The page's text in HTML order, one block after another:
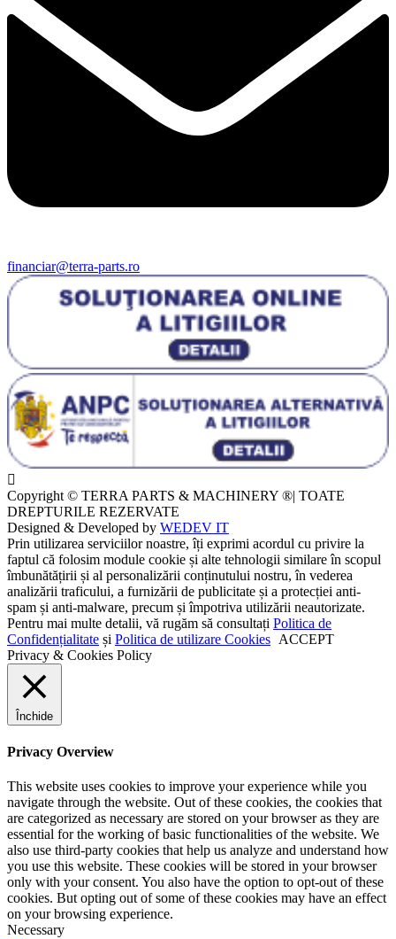
financiar@terra-parts.ro
Copyright © TERRA PARTS & MACHINERY ®| TOATE
DREPTURILE REZERVATE
Designed & Developed by WEDEV IT
Prin utilizarea serviciilor noastre, îți exprimi acordul cu privire la
faptul că folosim module cookie și alte tehnologii similare în scopul
îmbunătățirii și al personalizării conținutului nostru, în vederea
analizării traficului, a furnizării de publicitate și a protecției anti-
spam și anti-malware, precum și împotriva utilizării neautorizate.
Pentru mai multe detalii, vă rugăm să consultați Politica de
Confidențialitate și Politica de utilizare Cookies ACCEPT
Privacy & Cookies Policy
Închide
Privacy Overview
This website uses cookies to improve your experience while you
navigate through the website. Out of these cookies, the cookies that
are categorized as necessary are stored on your browser as they are
essential for the working of basic functionalities of the website. We
also use third-party cookies that help us analyze and understand how
you use this website. These cookies will be stored in your browser
only with your consent. You also have the option to opt-out of these
cookies. But opting out of some of these cookies may have an effect
on your browsing experience.
Necessary